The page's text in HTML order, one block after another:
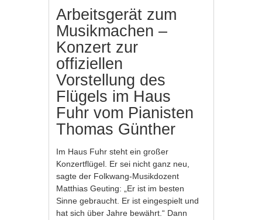
Arbeitsgerät zum
Musikmachen –
Konzert zur
offiziellen
Vorstellung des
Flügels im Haus
Fuhr vom Pianisten
Thomas Günther
Im Haus Fuhr steht ein großer
Konzertflügel. Er sei nicht ganz neu,
sagte der Folkwang-Musikdozent
Matthias Geuting: „Er ist im besten
Sinne gebraucht. Er ist eingespielt und
hat sich über Jahre bewährt.“ Dann